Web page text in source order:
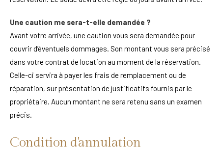
Une caution me sera-t-elle demandée ?
Avant votre arrivée, une caution vous sera demandée pour
couvrir d’éventuels dommages. Son montant vous sera précisé
dans votre contrat de location au moment de la réservation.
Celle-ci servira à payer les frais de remplacement ou de
réparation, sur présentation de justificatifs fournis par le
propriétaire. Aucun montant ne sera retenu sans un examen
précis.
Condition d'annulation